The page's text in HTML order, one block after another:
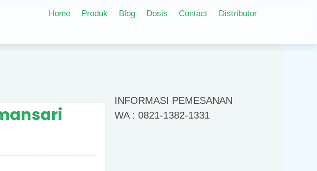
Home Produk Blog Dosis Contact Distributor
INFORMASI PEMESANAN
WA : 0821-1382-1331